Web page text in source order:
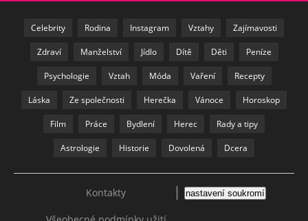
Celebrity Rodina Instagram Vztahy Zajímavosti
Zdraví Manželství Jídlo Dítě Děti Peníze
Psychologie Vztah Móda Vaření Recepty
Láska Ze společnosti Herečka Vánoce Horoskop
Film Práce Bydlení Herec Rady a tipy
Astrologie Historie Dovolená Dcera
Kontakty | nastavení soukromí